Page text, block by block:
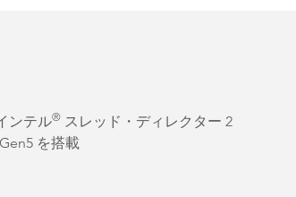
ンテル® スレッド・ディレクター 2
を搭載